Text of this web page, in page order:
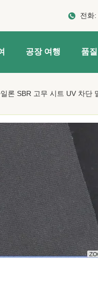
전화:
공장 여행 품
론 SBR 고무 시트 UV 차단